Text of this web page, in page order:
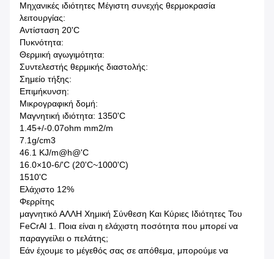
Μηχανικές ιδιότητες Μέγιστη συνεχής θερμοκρασία
λειτουργίας:
Αντίσταση 20'C
Πυκνότητα:
Θερμική αγωγιμότητα:
Συντελεστής θερμικής διαστολής:
Σημείο τήξης:
Επιμήκυνση:
Μικρογραφική δομή:
Μαγνητική ιδιότητα: 1350'C
1.45+/-0.07ohm mm2/m
7.1g/cm3
46.1 KJ/m@h@'C
16.0×10-6/'C (20'C~1000'C)
1510'C
Ελάχιστο 12%
Φερρίτης
μαγνητικό ΑΛΛΗ Χημική Σύνθεση Και Κύριες Ιδιότητες Του
FeCrAl 1. Ποια είναι η ελάχιστη ποσότητα που μπορεί να
παραγγείλει ο πελάτης;
Εάν έχουμε το μέγεθός σας σε απόθεμα, μπορούμε να